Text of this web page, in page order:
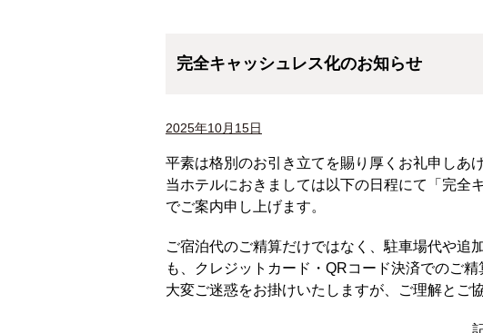
完全キャッシュレス化のお知らせ
2025年10月15日
平素は格別のお引き立てを賜り厚くお礼申しあげ
当ホテルにおきましては以下の日程にて「完全
でご案内申し上げます。
ご宿泊代のご精算だけではなく、駐車場代や追
も、クレジットカード・QRコード決済でのご精
大変ご迷惑をお掛けいたしますが、ご理解とご